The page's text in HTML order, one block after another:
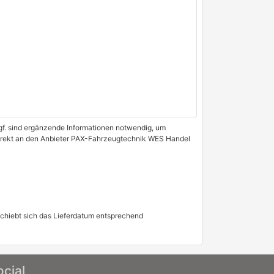
sind ergänzende Informationen notwendig, um
an den Anbieter PAX-Fahrzeugtechnik WES Handel
sich das Lieferdatum entsprechend